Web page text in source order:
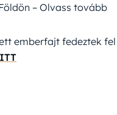
– Olvass tovább
emberfajt fedeztek fel
ITT